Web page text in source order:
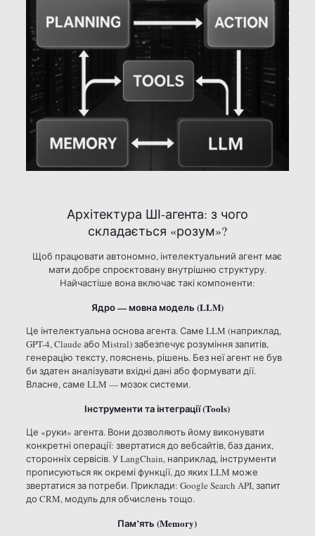
Архітектура ШІ-агента: з чого
складається «розум»?
Щоб працювати автономно, інтелектуальний агент має
мати добре спроєктовану внутрішню структуру.
Найчастіше вона включає такі компоненти:
Ядро — мовна модель (LLM)
Це інтелектуальна основа агента. Саме LLM (наприклад,
GPT-4, Claude або Mistral) забезпечує розуміння запитів,
генерацію тексту, пояснень, рішень. Без неї агент не був
би здатен аналізувати вхідні дані або формувати дії.
Власне, саме LLM — мозок системи.
Інструменти та інтеграції (Tools)
Це «руки» агента. Вони дозволяють йому виконувати
конкретні операції: звертатися до вебсайтів, баз даних,
сторонніх сервісів. У LangChain, наприклад, інструменти
прописуються як окремі функції, до яких LLM може
звертатися за потреби. Приклади: Google Search API, запит
до CRM, модуль для обчислень тощо.
Пам’ять (Memory)